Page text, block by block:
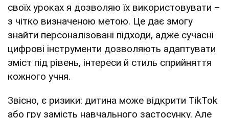
своїх уроках я дозволяю їх використовувати –
з чітко визначеною метою. Це дає змогу
знайти персоналізовані підходи, адже сучасні
цифрові інструменти дозволяють адаптувати
зміст під рівень, інтереси й стиль сприйняття
кожного учня.
Звісно, є ризики: дитина може відкрити TikTok
або гру замість навчального застосунку. Але